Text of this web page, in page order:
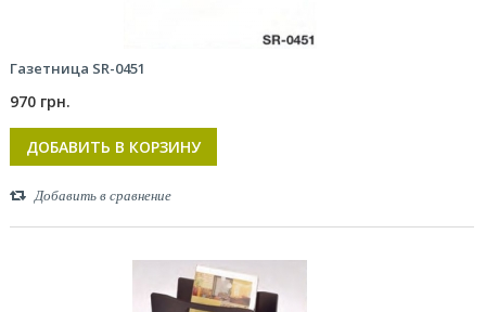
Газетница SR-0451
970 грн.
ДОБАВИТЬ В КОРЗИНУ
Добавить в сравнение